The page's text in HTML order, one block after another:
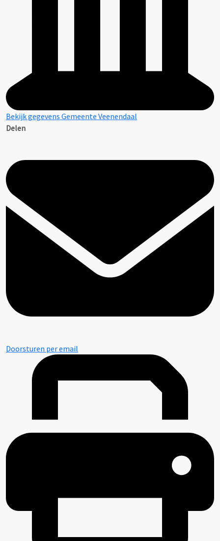
Bekijk gegevens Gemeente Veenendaal
Delen
Doorsturen per email